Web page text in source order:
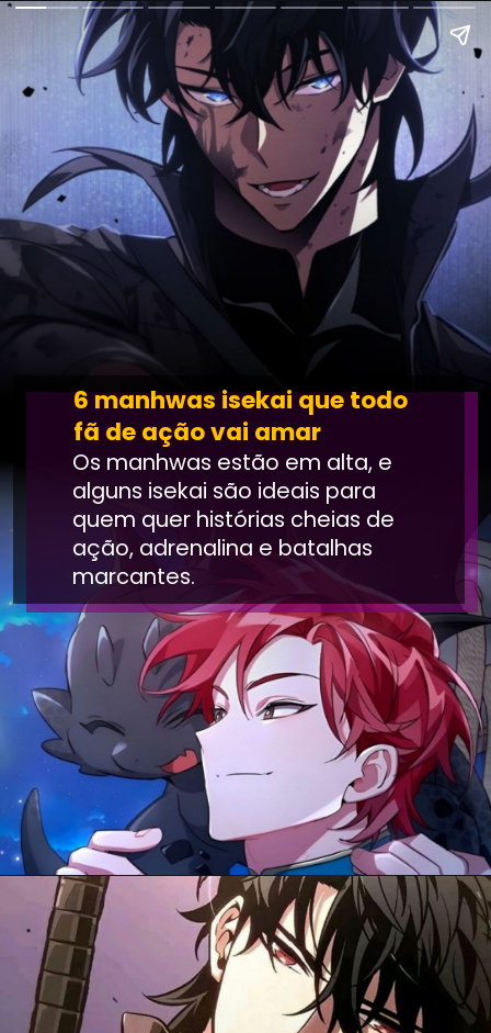
6 manhwas isekai que todo
fã de ação vai amar
Os manhwas estão em alta, e
alguns isekai são ideais para
quem quer histórias cheias de
ação, adrenalina e batalhas
marcantes.